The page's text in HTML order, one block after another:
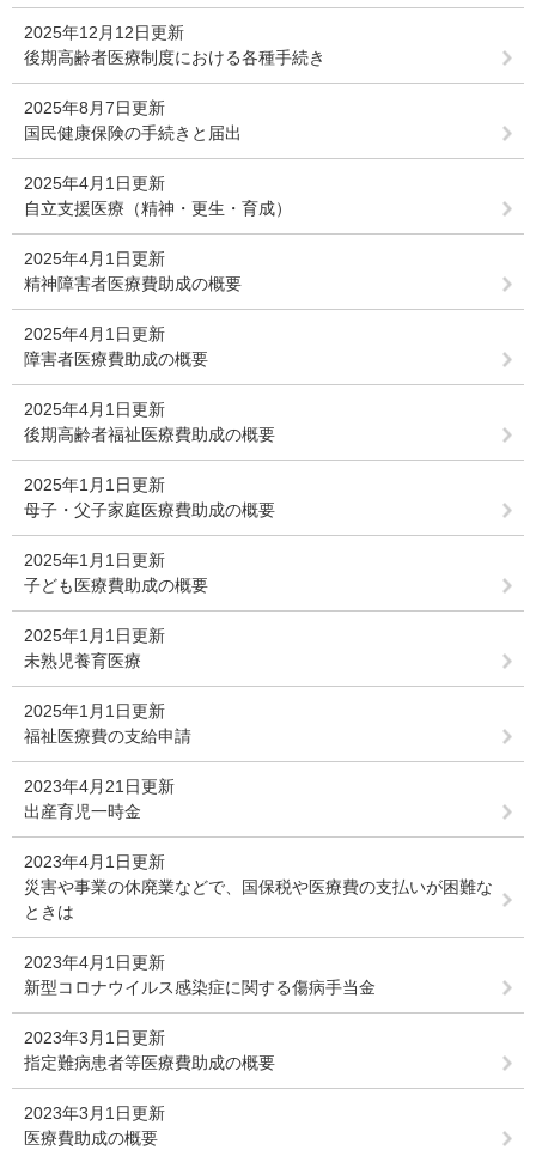
2025年12月12日更新
後期高齢者医療制度における各種手続き
2025年8月7日更新
国民健康保険の手続きと届出
2025年4月1日更新
自立支援医療（精神・更生・育成）
2025年4月1日更新
精神障害者医療費助成の概要
2025年4月1日更新
障害者医療費助成の概要
2025年4月1日更新
後期高齢者福祉医療費助成の概要
2025年1月1日更新
母子・父子家庭医療費助成の概要
2025年1月1日更新
子ども医療費助成の概要
2025年1月1日更新
未熟児養育医療
2025年1月1日更新
福祉医療費の支給申請
2023年4月21日更新
出産育児一時金
2023年4月1日更新
災害や事業の休廃業などで、国保税や医療費の支払いが困難な
ときは
2023年4月1日更新
新型コロナウイルス感染症に関する傷病手当金
2023年3月1日更新
指定難病患者等医療費助成の概要
2023年3月1日更新
医療費助成の概要